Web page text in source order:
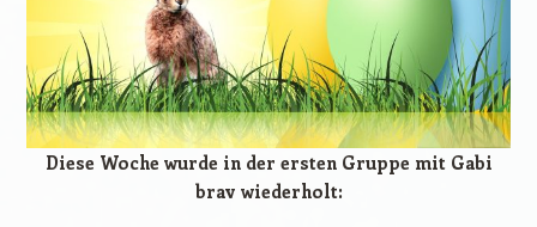
Diese Woche wurde in der ersten Gruppe mit Gabi
brav wiederholt: